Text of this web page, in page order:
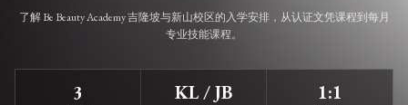
了解 Be Beauty Academy 吉隆坡与新山校区的入学安排，从认证文凭课程到每月
专业技能课程。
3 KL / JB 1:1